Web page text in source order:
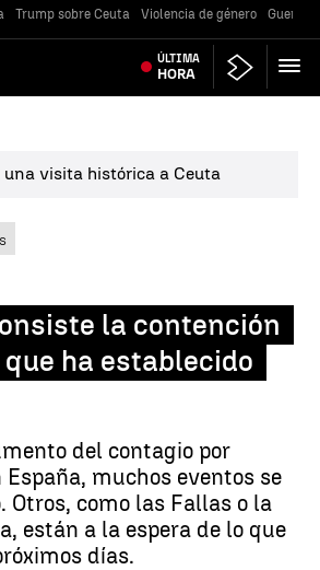
Trump sobre Ceuta Violencia de género Guerra
ÚLTIMA
HORA
visita histórica a Ceuta
la contención
ha establecido
del contagio por
muchos eventos se
Otros, como las Fallas o la
están a la espera de lo que
días.